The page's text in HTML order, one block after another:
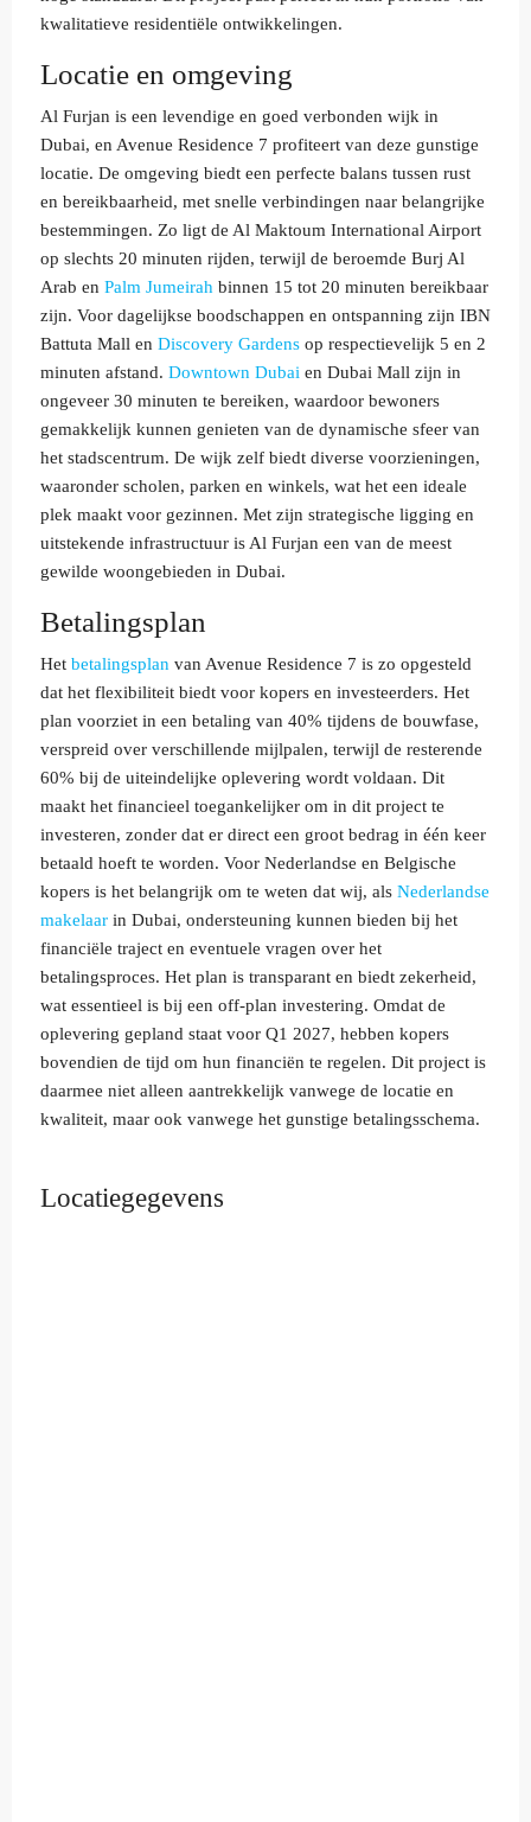
kwalitatieve residentiële ontwikkelingen.
Locatie en omgeving
Al Furjan is een levendige en goed verbonden wijk in
Dubai, en Avenue Residence 7 profiteert van deze gunstige
locatie. De omgeving biedt een perfecte balans tussen rust
en bereikbaarheid, met snelle verbindingen naar belangrijke
bestemmingen. Zo ligt de Al Maktoum International Airport
op slechts 20 minuten rijden, terwijl de beroemde Burj Al
Arab en Palm Jumeirah binnen 15 tot 20 minuten bereikbaar
zijn. Voor dagelijkse boodschappen en ontspanning zijn IBN
Battuta Mall en Discovery Gardens op respectievelijk 5 en 2
minuten afstand. Downtown Dubai en Dubai Mall zijn in
ongeveer 30 minuten te bereiken, waardoor bewoners
gemakkelijk kunnen genieten van de dynamische sfeer van
het stadscentrum. De wijk zelf biedt diverse voorzieningen,
waaronder scholen, parken en winkels, wat het een ideale
plek maakt voor gezinnen. Met zijn strategische ligging en
uitstekende infrastructuur is Al Furjan een van de meest
gewilde woongebieden in Dubai.
Betalingsplan
Het betalingsplan van Avenue Residence 7 is zo opgesteld
dat het flexibiliteit biedt voor kopers en investeerders. Het
plan voorziet in een betaling van 40% tijdens de bouwfase,
verspreid over verschillende mijlpalen, terwijl de resterende
60% bij de uiteindelijke oplevering wordt voldaan. Dit
maakt het financieel toegankelijker om in dit project te
investeren, zonder dat er direct een groot bedrag in één keer
betaald hoeft te worden. Voor Nederlandse en Belgische
kopers is het belangrijk om te weten dat wij, als Nederlandse
makelaar in Dubai, ondersteuning kunnen bieden bij het
financiële traject en eventuele vragen over het
betalingsproces. Het plan is transparant en biedt zekerheid,
wat essentieel is bij een off-plan investering. Omdat de
oplevering gepland staat voor Q1 2027, hebben kopers
bovendien de tijd om hun financiën te regelen. Dit project is
daarmee niet alleen aantrekkelijk vanwege de locatie en
kwaliteit, maar ook vanwege het gunstige betalingsschema.
Locatiegegevens